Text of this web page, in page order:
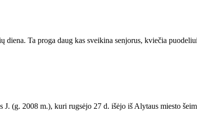
diena. Ta proga daug kas sveikina senjorus, kviečia
(g. 2008 m.), kuri rugsėjo 27 d. išėjo iš Alytaus miesto